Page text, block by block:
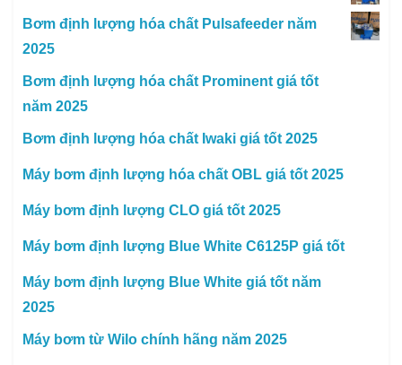
Bơm định lượng hóa chất Pulsafeeder năm
2025
Bơm định lượng hóa chất Prominent giá tốt
năm 2025
Bơm định lượng hóa chất Iwaki giá tốt 2025
Máy bơm định lượng hóa chất OBL giá tốt 2025
Máy bơm định lượng CLO giá tốt 2025
Máy bơm định lượng Blue White C6125P giá tốt
Máy bơm định lượng Blue White giá tốt năm
2025
Máy bơm từ Wilo chính hãng năm 2025